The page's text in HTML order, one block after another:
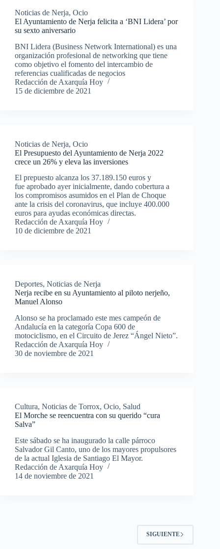
Noticias de Nerja, Ocio
El Ayuntamiento de Nerja felicita a ‘BNI Lidera’ por
su sexto aniversario
BNI Lidera (Business Network International) es una
organización profesional de networking que tiene
como objetivo el fomento del intercambio de
referencias cualificadas de negocios
Redacción de Axarquía Hoy
15 de diciembre de 2021
Noticias de Nerja, Ocio
El Presupuesto del Ayuntamiento de Nerja 2022
crece un 26% y eleva las inversiones
El prepuesto alcanza los 37.189.150 euros y
fue aprobado ayer inicialmente, dando cobertura a
los compromisos asumidos en el Plan de Choque
ante la crisis del coronavirus, que incluye 400.000
euros para ayudas económicas directas.
Redacción de Axarquía Hoy
10 de diciembre de 2021
Deportes, Noticias de Nerja
Nerja recibe en su Ayuntamiento al piloto nerjeño,
Manuel Alonso
Alonso se ha proclamado este mes campeón de
Andalucía en la categoría Copa 600 de
motociclismo, en el Circuito de Jerez “Ángel Nieto”.
Redacción de Axarquía Hoy
30 de noviembre de 2021
Cultura, Noticias de Torrox, Ocio, Salud
El Morche se reencuentra con su querido “cura
Salva”
Este sábado se ha inaugurado la calle párroco
Salvador Gil Canto, uno de los mayores propulsores
de la actual Iglesia de Santiago El Mayor.
Redacción de Axarquía Hoy
14 de noviembre de 2021
SIGUIENTE